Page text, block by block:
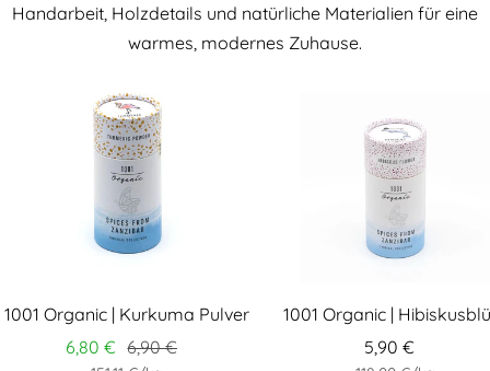
Handarbeit, Holzdetails und natürliche Materialien für eine
warmes, modernes Zuhause.
1001 Organic | Kurkuma Pulver
6,80 € 6,90 €
1001 Organic |
5,90 €